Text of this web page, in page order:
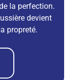
la perfection.
devient
propreté.